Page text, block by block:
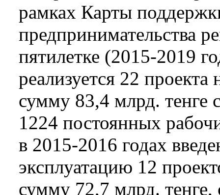
рамках Карты
предпринимательства
пятилетке (2015­-2019
реализуется 22
сумму 83,4 млрд. тенге
1224 постоянных
в 2015­-2016 годах
эксплуатацию 12
сумму 72,7 млрд. тенге,